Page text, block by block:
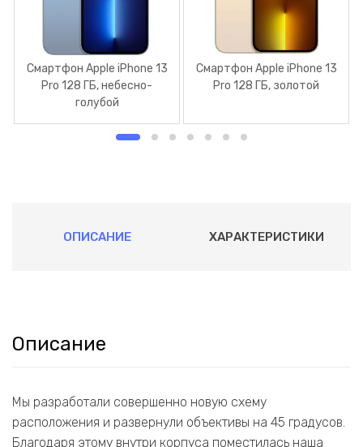
Смартфон Apple iPhone 13
Pro 128 ГБ, небесно-
голубой
Смартфон Apple iPhone 13
Pro 128 ГБ, золотой
ОПИСАНИЕ ХАРАКТЕРИСТИКИ
Описание
Мы разработали совершенно новую схему
расположения и развернули объективы на 45 градусов.
Благодаря этому внутри корпуса поместилась наша